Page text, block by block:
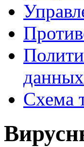
данных
Схема